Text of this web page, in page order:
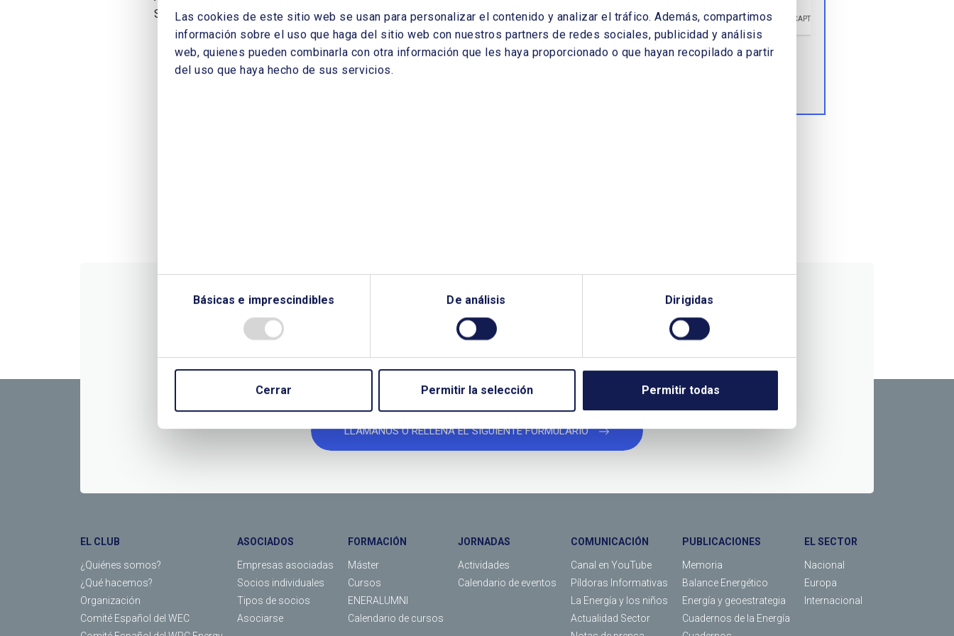
Las cookies de este sitio web se usan para personalizar el contenido y analizar el tráfico. Además, compartimos
información sobre el uso que haga del sitio web con nuestros partners de redes sociales, publicidad y análisis
web, quienes pueden combinarla con otra información que les haya proporcionado o que hayan recopilado a partir
del uso que haya hecho de sus servicios.
Básicas e imprescindibles De análisis Dirigidas
Cerrar Permitir la selección Permitir todas
Santiago Garrido
¿QUIERES PONERTE EN CONTACTO CON NOSOTROS?
CONTÁCTANOS SI NECESITAS MÁS INFORMACIÓN
LLÁMANOS O RELLENA EL SIGUIENTE FORMULARIO
EL CLUB
¿Quiénes somos?
¿Qué hacemos?
Organización
Comité Español del WEC
ASOCIADOS
Empresas asociadas
Socios individuales
Tipos de socios
Asociarse
FORMACIÓN
Máster
Cursos
ENERALUMNI
Calendario de cursos
JORNADAS
Actividades
Calendario de eventos
COMUNICACIÓN
Canal en YouTube
Píldoras Informativas
La Energía y los niños
Actualidad Sector
PUBLICACIONES
Memoria
Balance Energético
Energía y geoestrategia
Cuadernos de la Energía
EL SECTOR
Nacional
Europa
Internacional